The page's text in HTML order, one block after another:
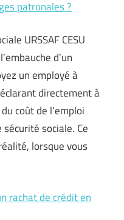
patronales ?
URSSAF CESU
d’un
un employé à
directement à
coût de l’emploi
sociale. Ce
lorsque vous
rachat de crédit en